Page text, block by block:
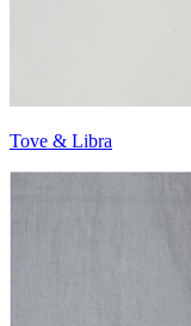
Tove & Libra